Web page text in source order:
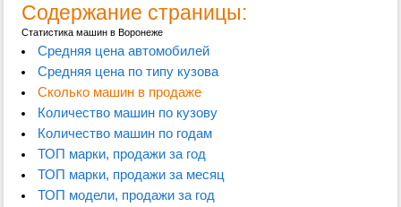
Содержание страницы:
Статистика машин в Воронеже
Средняя цена автомобилей
Средняя цена по типу кузова
Сколько машин в продаже
Количество машин по кузову
Количество машин по годам
ТОП марки, продажи за год
ТОП марки, продажи за месяц
ТОП модели, продажи за год